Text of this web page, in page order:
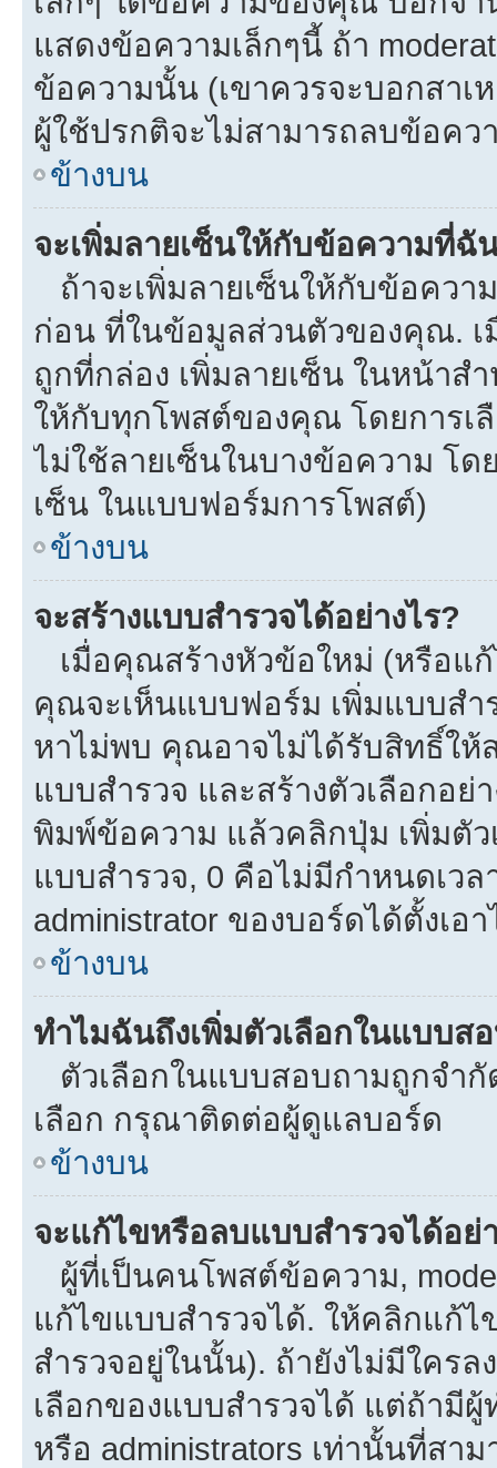
แสดงข้อความเล็กๆนี้ ถ้า
ข้อความนั้น (เขาควรจะบอกสา
ผู้ใช้ปรกติจะไม่สามารถลบข้อค
ข้างบน
จะเพิ่มลายเซ็นให้กับข้อความที่ฉั
ถ้าจะเพิ่มลายเซ็นให้กับข้อคว
ก่อน ที่ในข้อมูลส่วนตัวของคุณ.
ถูกที่กล่อง เพิ่มลายเซ็น ในหน้าส
ให้กับทุกโพสต์ของคุณ โดยการ
ไม่ใช้ลายเซ็นในบางข้อความ โด
เซ็น ในแบบฟอร์มการโพสต์)
ข้างบน
จะสร้างแบบสำรวจได้อย่างไร?
เมื่อคุณสร้างหัวข้อใหม่ (หรือแ
คุณจะเห็นแบบฟอร์ม เพิ่มแบบส
หาไม่พบ คุณอาจไม่ได้รับสิทธิ์ให้
แบบสำรวจ และสร้างตัวเลือกอย่
พิมพ์ข้อความ แล้วคลิกปุ่ม เพิ่มตั
แบบสำรวจ, 0 คือไม่มีกำหนดเว
administrator ของบอร์ดได้ตั้งเอา
ข้างบน
ทำไมฉันถึงเพิ่มตัวเลือกในแบบส
ตัวเลือกในแบบสอบถามถูกจำ
เลือก กรุณาติดต่อผู้ดูแลบอร์ด
ข้างบน
จะแก้ไขหรือลบแบบสำรวจได้อย่
ผู้ที่เป็นคนโพสต์ข้อความ,
แก้ไขแบบสำรวจได้. ให้คลิกแก้
สำรวจอยู่ในนั้น). ถ้ายังไม่มีใคร
เลือกของแบบสำรวจได้ แต่ถ้ามีผู้
หรือ administrators เท่านั้นที่สา